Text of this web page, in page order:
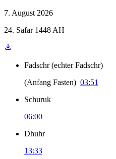
7. August 2026
24. Safar 1448 AH
Fadschr (echter Fadschr)
(Anfang Fasten) 03:51
Schuruk
06:00
Dhuhr
13:33